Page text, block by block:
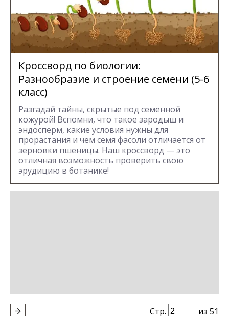
Кроссворд по биологии:
Разнообразие и строение семени (5-6
класс)
Разгадай тайны, скрытые под семенной
кожурой! Вспомни, что такое зародыш и
эндосперм, какие условия нужны для
прорастания и чем семя фасоли отличается от
зерновки пшеницы. Наш кроссворд — это
отличная возможность проверить свою
эрудицию в ботанике!
Стр. из 51